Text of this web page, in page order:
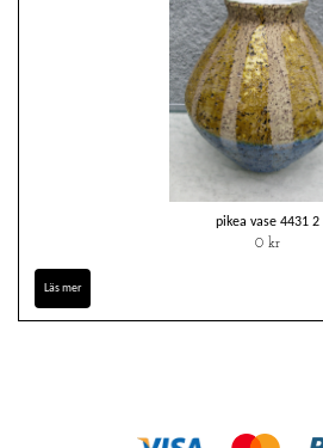
pikea vase 4431 2
0 kr
Läs mer